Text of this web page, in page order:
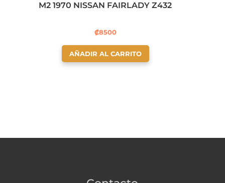
M2 1970 NISSAN FAIRLADY Z432
₡8500
AÑADIR AL CARRITO